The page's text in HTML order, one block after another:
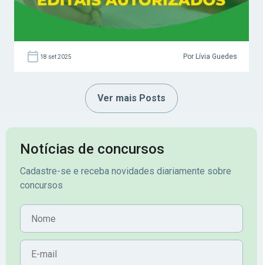
18 set 2025 Por Lívia Guedes
Ver mais Posts
Notícias de concursos
Cadastre-se e receba novidades diariamente sobre
concursos
Nome
E-mail